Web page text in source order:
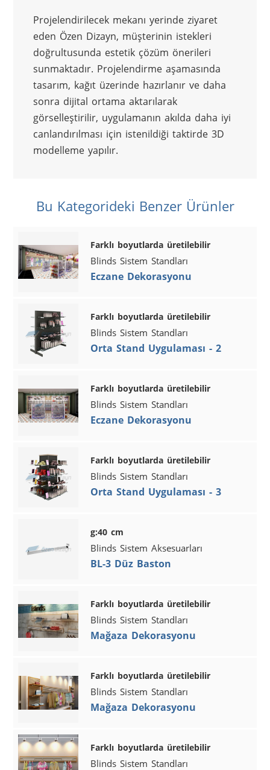
Projelendirilecek mekanı yerinde ziyaret
eden Özen Dizayn, müşterinin istekleri
doğrultusunda estetik çözüm önerileri
sunmaktadır. Projelendirme aşamasında
tasarım, kağıt üzerinde hazırlanır ve daha
sonra dijital ortama aktarılarak
görselleştirilir, uygulamanın akılda daha iyi
canlandırılması için istenildiği taktirde 3D
modelleme yapılır.
Bu Kategorideki Benzer Ürünler
Farklı boyutlarda üretilebilir
Blinds Sistem Standları
Eczane Dekorasyonu
Farklı boyutlarda üretilebilir
Blinds Sistem Standları
Orta Stand Uygulaması - 2
Farklı boyutlarda üretilebilir
Blinds Sistem Standları
Eczane Dekorasyonu
Farklı boyutlarda üretilebilir
Blinds Sistem Standları
Orta Stand Uygulaması - 3
g:40 cm
Blinds Sistem Aksesuarları
BL-3 Düz Baston
Farklı boyutlarda üretilebilir
Blinds Sistem Standları
Mağaza Dekorasyonu
Farklı boyutlarda üretilebilir
Blinds Sistem Standları
Mağaza Dekorasyonu
Farklı boyutlarda üretilebilir
Blinds Sistem Standları